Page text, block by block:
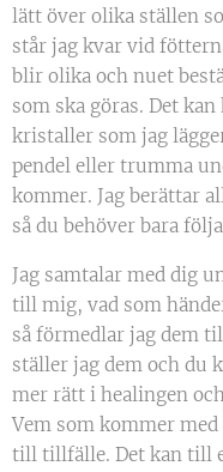
lätt över olika ställen
står jag kvar vid
blir olika och nuet
som ska göras. Det
kristaller som jag
pendel eller trumma
kommer. Jag berättar
så du behöver bara
Jag samtalar med dig
till mig, vad som
så förmedlar jag dem
ställer jag dem och du
mer rätt i healingen
Vem som kommer
till tillfälle. Det kan till